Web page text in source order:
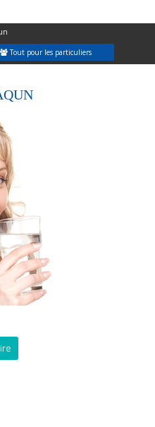
Tout pour les particuliers